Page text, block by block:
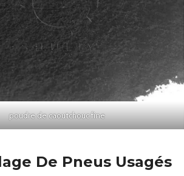
poudre de caoutchouc fine
De Pneus Usagés